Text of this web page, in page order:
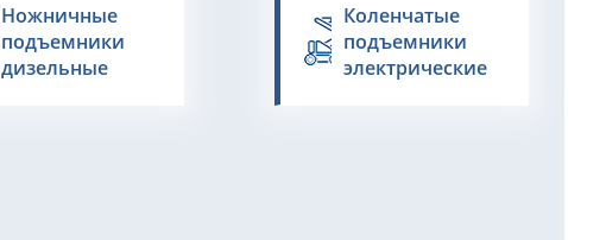
Ножничные
подъемники
дизельные
Коленчатые
подъемники
электрические